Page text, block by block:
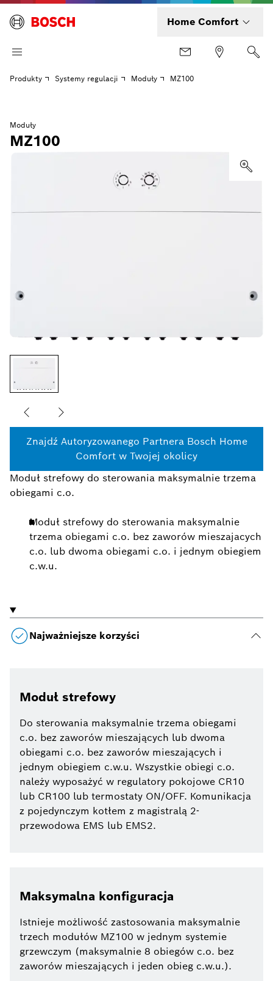
Home Comfort
Produkty Systemy regulacji Moduły MZ100
Moduły
MZ100
Znajdź Autoryzowanego Partnera Bosch Home
Comfort w Twojej okolicy
Moduł strefowy do sterowania maksymalnie trzema
obiegami c.o.
Moduł strefowy do sterowania maksymalnie
trzema obiegami c.o. bez zaworów mieszajacych
c.o. lub dwoma obiegami c.o. i jednym obiegiem
c.w.u.
Najważniejsze korzyści
Moduł strefowy
Do sterowania maksymalnie trzema obiegami
c.o. bez zaworów mieszających lub dwoma
obiegami c.o. bez zaworów mieszających i
jednym obiegiem c.w.u. Wszystkie obiegi c.o.
należy wyposażyć w regulatory pokojowe CR10
lub CR100 lub termostaty ON/OFF. Komunikacja
z pojedynczym kotłem z magistralą 2-
przewodowa EMS lub EMS2.
Maksymalna konfiguracja
Istnieje możliwość zastosowania maksymalnie
trzech modułów MZ100 w jednym systemie
grzewczym (maksymalnie 8 obiegów c.o. bez
zaworów mieszających i jeden obieg c.w.u.).